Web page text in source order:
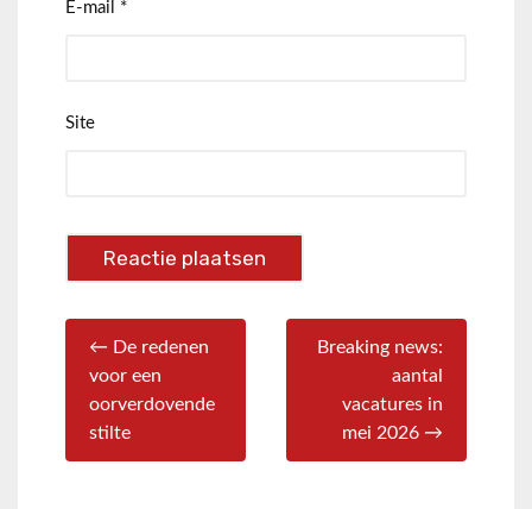
E-mail *
Site
← De redenen
voor een
oorverdovende
stilte
Breaking news:
aantal
vacatures in
mei 2026 →